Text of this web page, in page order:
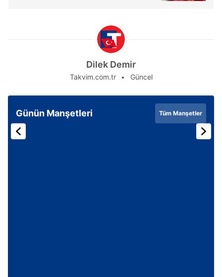
Dilek Demir
Takvim.com.tr Güncel
Günün Manşetleri Tüm Manşetler